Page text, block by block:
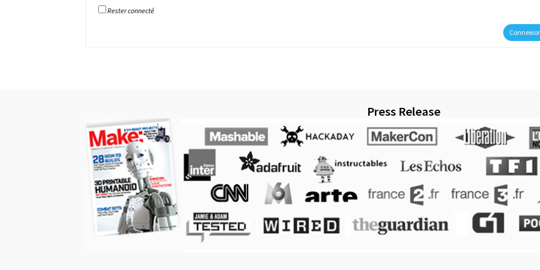
Rester connecté
Press Release